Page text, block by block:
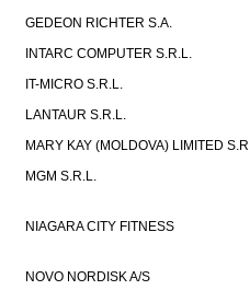
GEDEON RICHTER S.A.
INTARC COMPUTER S.R.L.
IT-MICRO S.R.L.
LANTAUR S.R.L.
MARY KAY (MOLDOVA) LIMITED
MGM S.R.L.
NIAGARA CITY FITNESS
NOVO NORDISK A/S